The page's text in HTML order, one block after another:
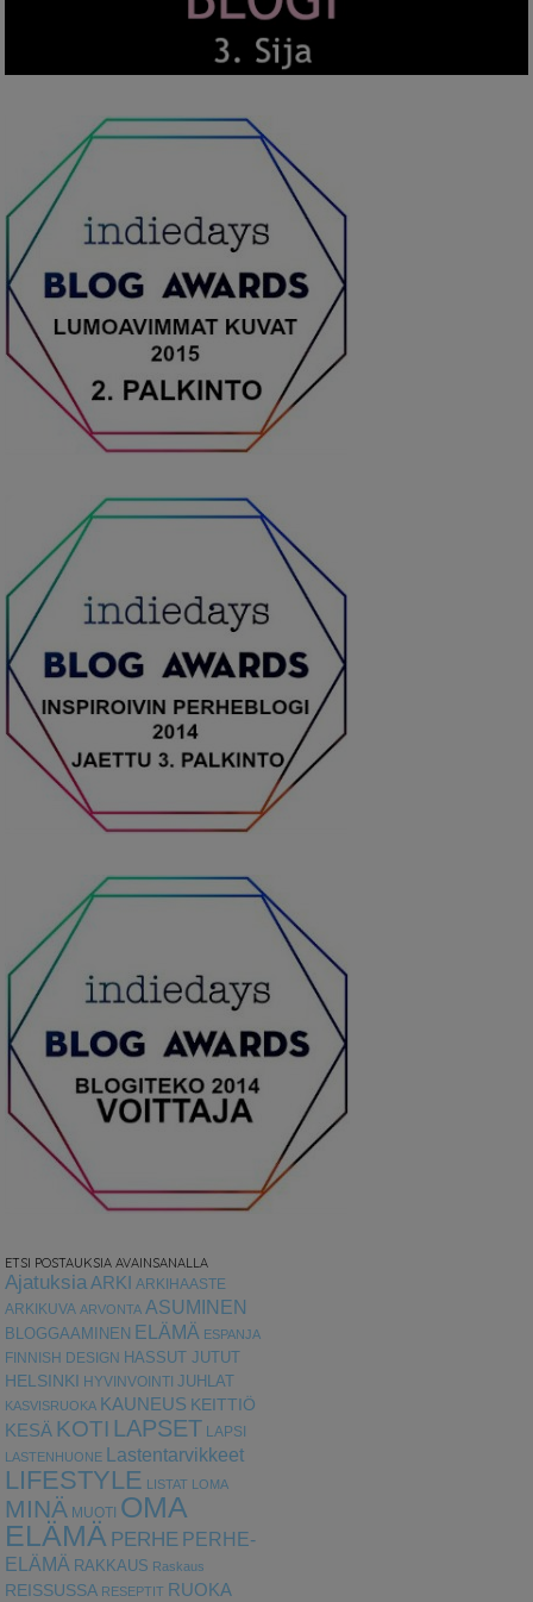
ETSI POSTAUKSIA AVAINSANALLA
Ajatuksia ARKI ARKIHAASTE
ARKIKUVA ARVONTA ASUMINEN
BLOGGAAMINEN ELÄMÄ ESPANJA
FINNISH DESIGN HASSUT JUTUT
HELSINKI HYVINVOINTI JUHLAT
KASVISRUOKA KAUNEUS KEITTIÖ
KESÄ KOTI LAPSET LAPSI
LASTENHUONE Lastentarvikkeet
LIFESTYLE LISTAT LOMA
MINÄ MUOTI OMA
ELÄMÄ PERHE PERHE-
ELÄMÄ RAKKAUS Raskaus
REISSUSSA RESEPTIT RUOKA